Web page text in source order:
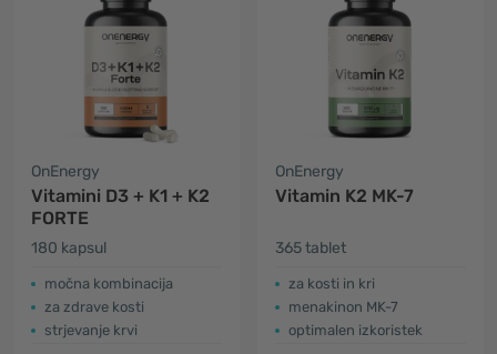
OnEnergy
Vitamini D3 + K1 + K2
FORTE
180 kapsul
močna kombinacija
za zdrave kosti
strjevanje krvi
OnEnergy
Vitamin K2 MK-7
365 tablet
za kosti in kri
menakinon MK-7
optimalen izkoristek